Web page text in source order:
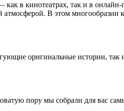
как в кинотеатрах, так и в
В этом многообразии
оригинальные истории,
пору мы собрали для вас